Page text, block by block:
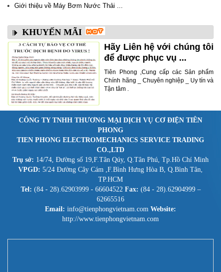
Giới thiệu về Máy Bơm Nước Thải ...
KHUYẾN MÃI
Hãy Liên hệ với chúng tôi
để được phục vụ ...
Tiên Phong ,Cung cấp các Sản phẩm
Chính hãng _ Chuyên nghiệp _ Uy tín và
Tận tâm .
CÔNG TY TNHH THƯƠNG MẠI DỊCH VỤ CƠ ĐIỆN TIÊN
PHONG
TIEN PHONG ELECTROMECHANICS SERVICE TRADING
CO.,LTD
Trụ sở: 14/74, Đường số 19,F.Tân Qúy, Q.Tân Phú, Tp.Hồ Chí Minh
VPGD: 5/24 Đường Cây Cám ,F.Bình Hưng Hòa B, Q.Bình Tân,
TP.HCM
Tel: (84 - 28).62903999 - 66604522 Fax: (84 - 28).62904999 –
62665516
Email: info@tienphongvietnam.com Website:
http://www.tienphongvietnam.com